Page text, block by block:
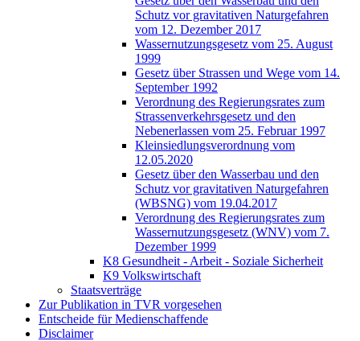
Schutz vor gravitativen Naturgefahren
vom 12. Dezember 2017
Wassernutzungsgesetz vom 25. August
1999
Gesetz über Strassen und Wege vom 14.
September 1992
Verordnung des Regierungsrates zum
Strassenverkehrsgesetz und den
Nebenerlassen vom 25. Februar 1997
Kleinsiedlungsverordnung vom
12.05.2020
Gesetz über den Wasserbau und den
Schutz vor gravitativen Naturgefahren
(WBSNG) vom 19.04.2017
Verordnung des Regierungsrates zum
Wassernutzungsgesetz (WNV) vom 7.
Dezember 1999
K8 Gesundheit - Arbeit - Soziale Sicherheit
K9 Volkswirtschaft
Staatsverträge
Zur Publikation in TVR vorgesehen
Entscheide für Medienschaffende
Disclaimer